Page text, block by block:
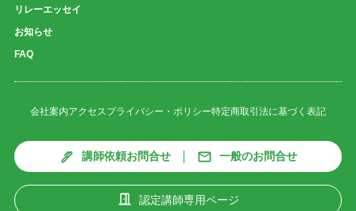
リレーエッセイ
お知らせ
FAQ
会社案内アクセスプライバシー・ポリシー特定商取引法に基づく表記
講師依頼お問合せ 一般のお問合せ
認定講師専用ページ